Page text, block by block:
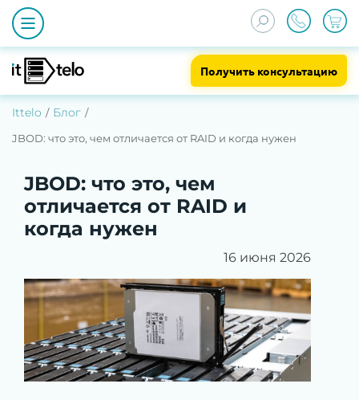
Получить консультацию
Ittelo Блог
JBOD: что это, чем отличается от RAID и когда нужен
JBOD: что это, чем
отличается от RAID и
когда нужен
16 июня 2026